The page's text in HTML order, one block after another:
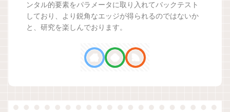
ンタル的要素をパラメータに取り入れてバックテスト
しており、より鋭角なエッジが得られるのではないか
と、研究を楽しんでおります。